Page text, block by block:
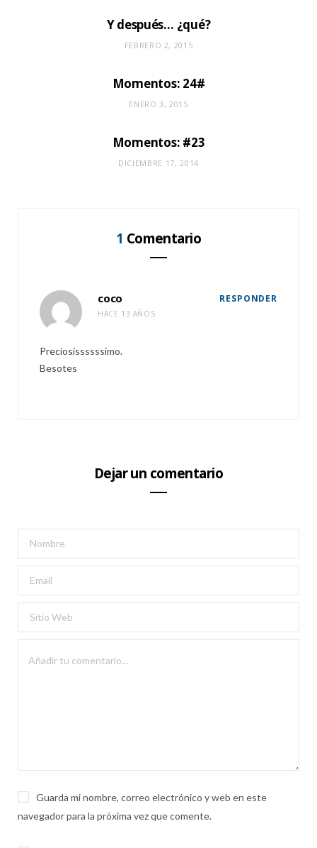
Y después… ¿qué?
FEBRERO 2, 2015
Momentos: 24#
ENERO 3, 2015
Momentos: #23
DICIEMBRE 17, 2014
1 Comentario
coco
HACE 13 AÑOS
RESPONDER
Preciosissssssimo.
Besotes
Dejar un comentario
Guarda mi nombre, correo electrónico y web en este
navegador para la próxima vez que comente.